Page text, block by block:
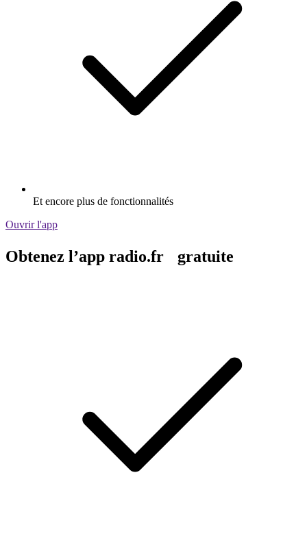
Et encore plus de fonctionnalités
Ouvrir l'app
Obtenez l’app radio.fr gratuite